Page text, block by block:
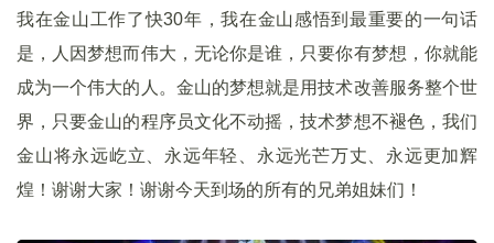
我在金山工作了快30年，我在金山感悟到最重要的一句话
是，人因梦想而伟大，无论你是谁，只要你有梦想，你就能
成为一个伟大的人。金山的梦想就是用技术改善服务整个世
界，只要金山的程序员文化不动摇，技术梦想不褪色，我们
金山将永远屹立、永远年轻、永远光芒万丈、永远更加辉
煌！谢谢大家！谢谢今天到场的所有的兄弟姐妹们！